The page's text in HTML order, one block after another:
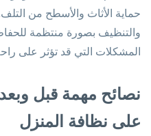
حماية الأثاث والأسطح من
والتنظيف بصورة منتظمة
المشكلات التي قد تؤثر على
نصائح مهمة قبل
على نظافة المنزل